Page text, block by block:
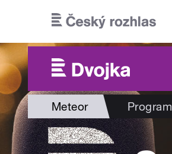
Meteor Program